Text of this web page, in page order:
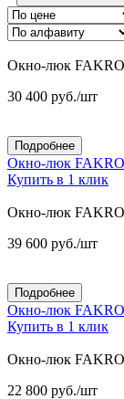
Окно-люк FAKRO
30 400 руб./шт
Подробнее
Окно-люк FAKRO
Купить в 1 клик
Окно-люк FAKRO
39 600 руб./шт
Подробнее
Окно-люк FAKRO
Купить в 1 клик
Окно-люк FAKRO
22 800 руб./шт